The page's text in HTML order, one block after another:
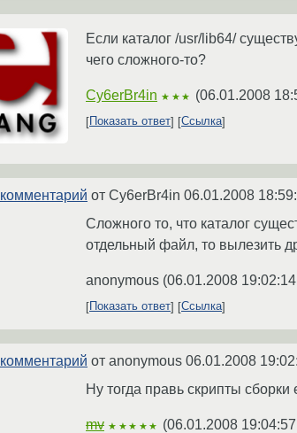
Если каталог /usr/lib64/
чего сложного-то?
Cy6erBr4in ★★★ (06.01.2008
Показать ответ Ссылка
комментарий от Cy6erBr4in 06.01.2008
Сложного то, что каталог
отдельный файл, то вылезить
anonymous (06.01.2008
Показать ответ Ссылка
комментарий от anonymous 06.01.2008
Ну тогда правь скрипты
mv ★★★★★ (06.01.2008